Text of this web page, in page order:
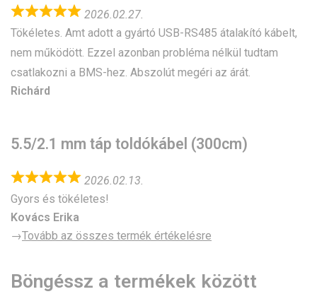
2026.02.27.
Tökéletes. Amt adott a gyártó USB-RS485 átalakító kábelt,
nem működött. Ezzel azonban probléma nélkül tudtam
csatlakozni a BMS-hez. Abszolút megéri az árát.
Richárd
5.5/2.1 mm táp toldókábel (300cm)
2026.02.13.
Gyors és tökéletes!
Kovács Erika
→Tovább az összes termék értékelésre
Böngéssz a termékek között